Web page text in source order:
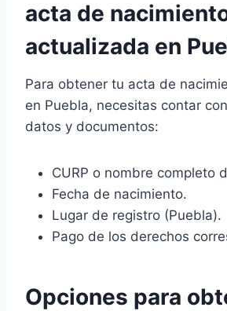
acta de
actualizada en
Para obtener tu acta de
en Puebla, necesitas contar
datos y documentos:
CURP o nombre completo
Fecha de nacimiento.
Lugar de registro (Puebla).
Pago de los derechos
Opciones para